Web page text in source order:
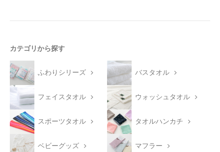
カテゴリから探す
ふわりシリーズ バスタオル
フェイスタオル ウォッシュタオル
スポーツタオル タオルハンカチ
ベビーグッズ マフラー